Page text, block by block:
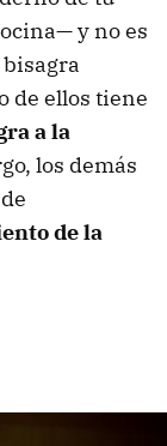
y no es
de ellos tiene
a la
los demás
de la